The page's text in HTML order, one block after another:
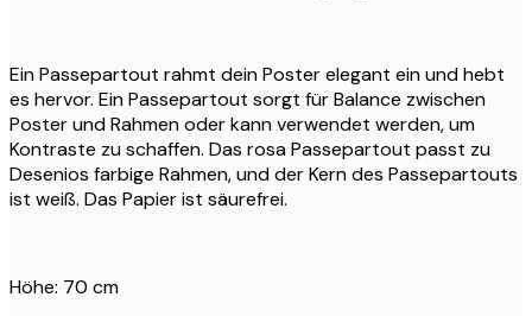
Ein Passepartout rahmt dein Poster elegant ein und hebt
es hervor. Ein Passepartout sorgt für Balance zwischen
Poster und Rahmen oder kann verwendet werden, um
Kontraste zu schaffen. Das rosa Passepartout passt zu
Desenios farbige Rahmen, und der Kern des Passepartouts
ist weiß. Das Papier ist säurefrei.
Höhe: 70 cm